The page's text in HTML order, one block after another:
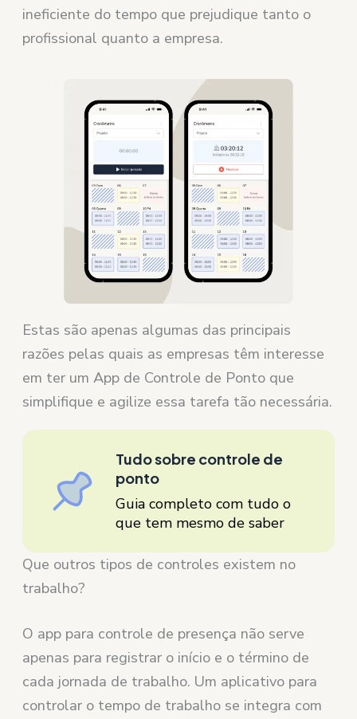
ineficiente do tempo que prejudique tanto o
profissional quanto a empresa.
Estas são apenas algumas das principais
razões pelas quais as empresas têm interesse
em ter um App de Controle de Ponto que
simplifique e agilize essa tarefa tão necessária.
Tudo sobre controle de
ponto
Guia completo com tudo o
que tem mesmo de saber
Que outros tipos de controles existem no
trabalho?
O app para controle de presença não serve
apenas para registrar o início e o término de
cada jornada de trabalho. Um aplicativo para
controlar o tempo de trabalho se integra com